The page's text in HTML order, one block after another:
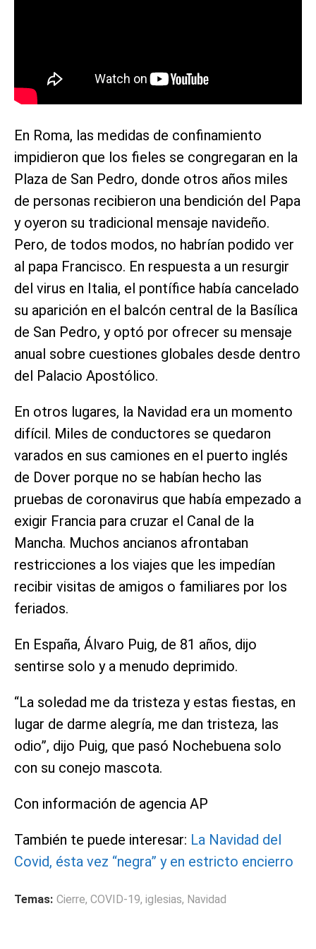
En Roma, las medidas de confinamiento
impidieron que los fieles se congregaran en la
Plaza de San Pedro, donde otros años miles
de personas recibieron una bendición del Papa
y oyeron su tradicional mensaje navideño.
Pero, de todos modos, no habrían podido ver
al papa Francisco. En respuesta a un resurgir
del virus en Italia, el pontífice había cancelado
su aparición en el balcón central de la Basílica
de San Pedro, y optó por ofrecer su mensaje
anual sobre cuestiones globales desde dentro
del Palacio Apostólico.
En otros lugares, la Navidad era un momento
difícil. Miles de conductores se quedaron
varados en sus camiones en el puerto inglés
de Dover porque no se habían hecho las
pruebas de coronavirus que había empezado a
exigir Francia para cruzar el Canal de la
Mancha. Muchos ancianos afrontaban
restricciones a los viajes que les impedían
recibir visitas de amigos o familiares por los
feriados.
En España, Álvaro Puig, de 81 años, dijo
sentirse solo y a menudo deprimido.
“La soledad me da tristeza y estas fiestas, en
lugar de darme alegría, me dan tristeza, las
odio”, dijo Puig, que pasó Nochebuena solo
con su conejo mascota.
Con información de agencia AP
También te puede interesar: La Navidad del
Covid, ésta vez “negra” y en estricto encierro
Temas: Cierre, COVID-19, iglesias, Navidad